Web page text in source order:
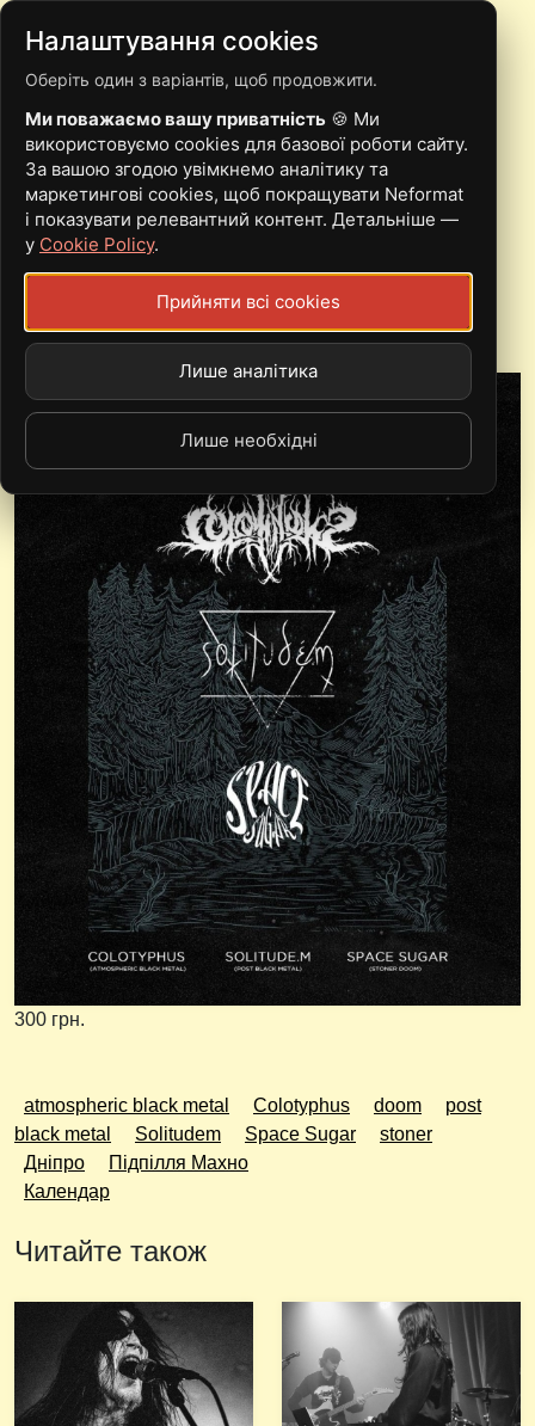
14.04 | ДНІПРО |
COLOTYPHUS,
SOLITUDEM, SPACE
SUGAR
Sun, 14.04.24 - 06:00
Makhnopab / МахноПАБ
300 грн.
atmospheric black metal Colotyphus doom
post
black metal
Solitudem Space Sugar
stoner
Дніпро
Підпілля Махно
Календар
Читайте також
Налаштування cookies
Оберіть один з варіантів, щоб продовжити.
Ми поважаємо вашу приватність 🍪 Ми
використовуємо cookies для базової роботи сайту.
За вашою згодою увімкнемо аналітику та
маркетингові cookies, щоб покращувати Neformat
і показувати релевантний контент. Детальніше —
у Cookie Policy.
Прийняти всі cookies
Лише аналітика
Лише необхідні